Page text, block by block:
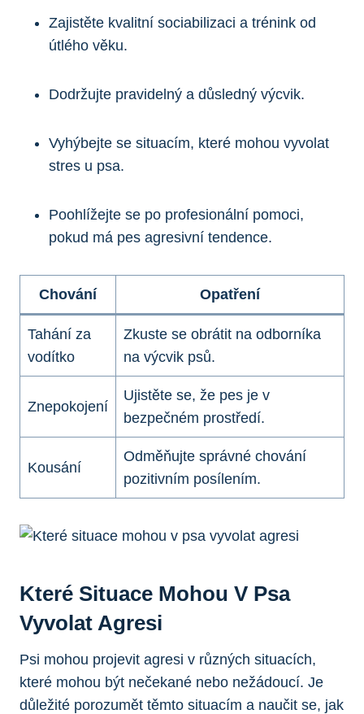
Zajistěte kvalitní sociabilizaci a trénink od
útlého věku.
Dodržujte pravidelný a důsledný výcvik.
Vyhýbejte se situacím, které mohou vyvolat
stres u psa.
Poohlížejte se po profesionální pomoci,
pokud má pes agresivní tendence.
Chování Opatření
Tahání za
vodítko
Zkuste se obrátit na odborníka
na výcvik psů.
Znepokojení
Ujistěte se, že pes je v
bezpečném prostředí.
Kousání
Odměňujte správné chování
pozitivním posílením.
Které Situace Mohou V Psa
Vyvolat Agresi
Psi mohou projevit agresi v různých situacích,
které mohou být nečekané nebo nežádoucí. Je
důležité porozumět těmto situacím a naučit se, jak